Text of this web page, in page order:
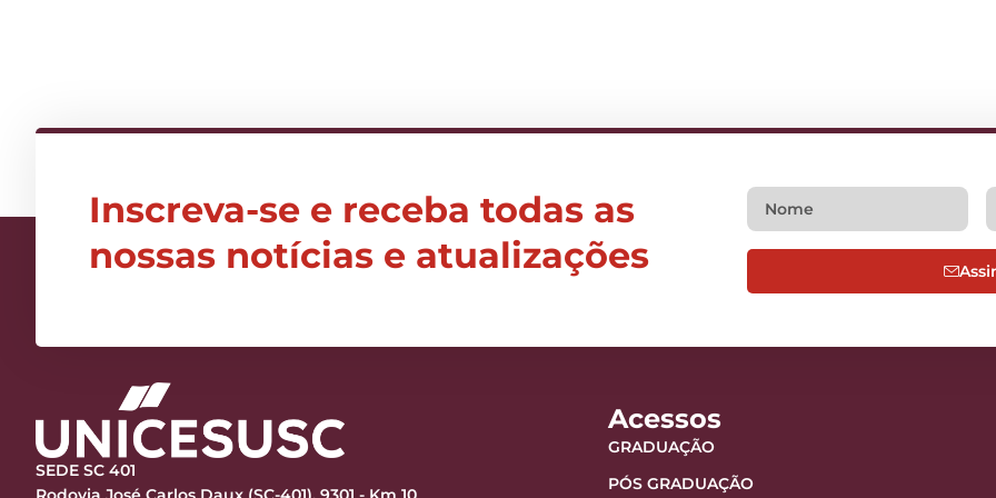
Inscreva-se e receba todas as
nossas notícias e atualizações
SEDE SC 401
Acessos
GRADUAÇÃO
PÓS GRADUAÇÃO